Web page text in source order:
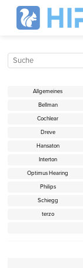
Allgemeines
Bellman
Cochlear
Dreve
Hansaton
Interton
Optimus Hearing
Philips
Schiegg
terzo